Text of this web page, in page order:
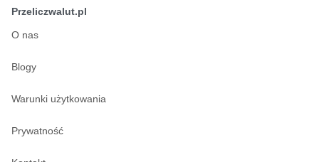
Przeliczwalut.pl
O nas
Blogy
Warunki użytkowania
Prywatność